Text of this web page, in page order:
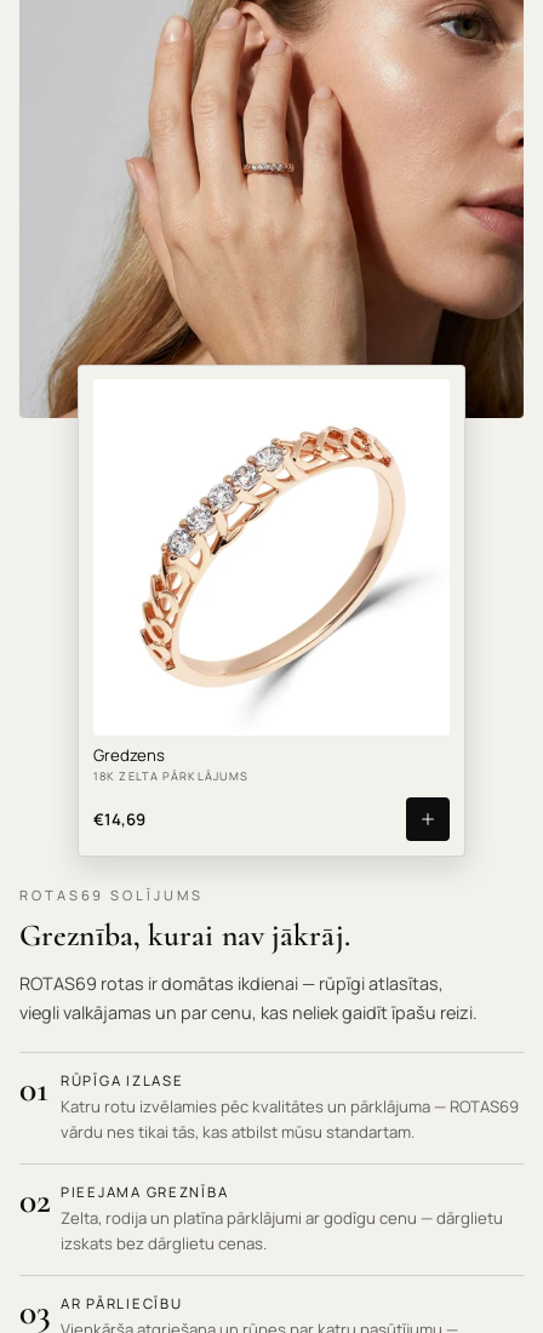
Gredzens
18K ZELTA PĀRKLĀJUMS
€14,69
ROTAS69 SOLĪJUMS
Greznība, kurai nav jākrāj.
ROTAS69 rotas ir domātas ikdienai — rūpīgi atlasītas,
viegli valkājamas un par cenu, kas neliek gaidīt īpašu reizi.
01 RŪPĪGA IZLASE
Katru rotu izvēlamies pēc kvalitātes un pārklājuma — ROTAS69
vārdu nes tikai tās, kas atbilst mūsu standartam.
02 PIEEJAMA GREZNĪBA
Zelta, rodija un platīna pārklājumi ar godīgu cenu — dārglietu
izskats bez dārglietu cenas.
03 AR PĀRLIECĪBU